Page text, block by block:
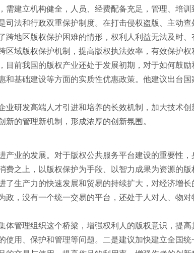
建立机构健全，人员、经费配备充足，管理、培训
法和行政双重保护制度。在打击侵权盗版、主动
跨地区版权保护困难的情形，权利人利益无法及时
域版权保护机制，提高版权执法效率，有效保护权
前我国的版权产业还处于发展初期，对于如何鼓
和基础建设等方面的实质性优惠政策。他建议出台
研发高端人才引进和培养的长效机制，加大技术
的管理新机制，形成浓厚的创新氛围。
业的发展。对于版权公共服务平台建设的重要性
费之上，以版权保护为手段、以智力成果为资源的
了生产力的快速发展和贸易的持续扩大，对经济增
政，没有一个统一交易的平台，还处于人对人、物
管理组织这个桥梁，增强权利人的版权意识，提
使用、保护和管理等问题。二是建议加快建立全国